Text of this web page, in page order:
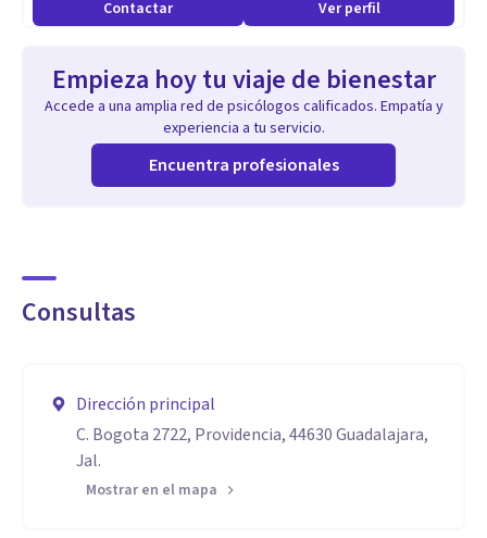
Te doy un diagnóstico y un plan de acción con claridad de
tiempo para llevarlo a cabo en conjunto y así resolver tu
problema, reto o situación, doy soluciones.
Contactar Ver perfil
Empieza hoy tu viaje de bienestar
Accede a una amplia red de psicólogos calificados. Empatía y
experiencia a tu servicio.
Encuentra profesionales
Consultas
Dirección principal
C. Bogota 2722, Providencia, 44630 Guadalajara,
Jal.
Mostrar en el mapa